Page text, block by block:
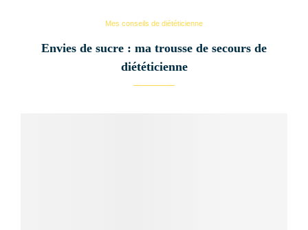
Mes conseils de diététicienne
Envies de sucre : ma trousse de secours de
diététicienne